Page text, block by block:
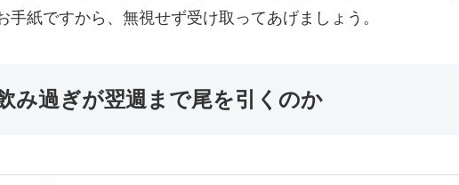
紙ですから、無視せず受け取ってあげましょう。
み過ぎが翌週まで尾を引くのか